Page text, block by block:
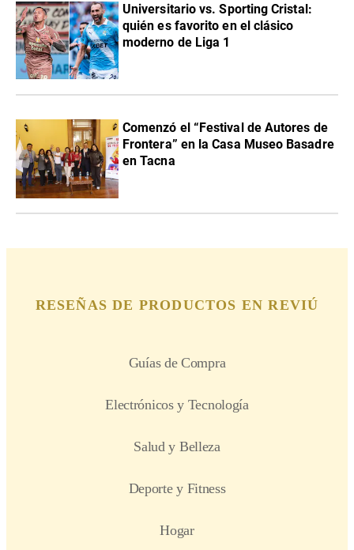
Universitario vs. Sporting Cristal:
quién es favorito en el clásico
moderno de Liga 1
Comenzó el “Festival de Autores de
Frontera” en la Casa Museo Basadre
en Tacna